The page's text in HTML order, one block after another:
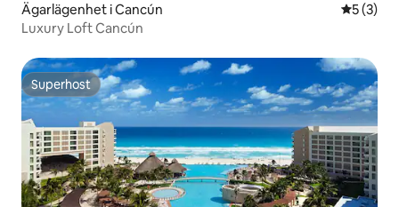
Ägarlägenhet i Cancún 5 av 5 i
5 (3)
Luxury Loft Cancún
Superhost
Superhost